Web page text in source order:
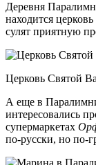
Деревня
находится
сулят приятную
Церковь Святой
А еще в
интересовались
супермаркетах
по-русски, но по-